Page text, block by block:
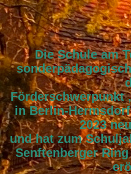
Die Schule am
Förderschwerpunkt
in Berlin-
2023
und hat zum
Senftenberger